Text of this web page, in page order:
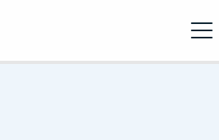
kategorii publikacji